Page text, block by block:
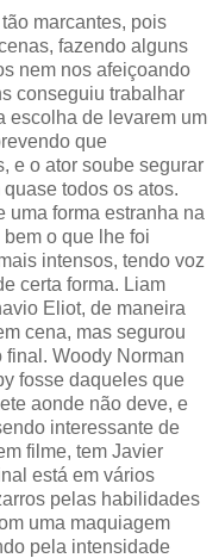
marcantes, pois
fazendo alguns
nem nos afeiçoando
conseguiu trabalhar
escolha de levarem um
que
e o ator soube segurar
todos os atos.
forma estranha na
o que lhe foi
intensos, tendo voz
certa forma. Liam
Eliot, de maneira
cena, mas segurou
final. Woody Norman
fosse daqueles que
aonde não deve, e
interessante de
filme, tem Javier
está em vários
pelas habilidades
uma maquiagem
pela intensidade